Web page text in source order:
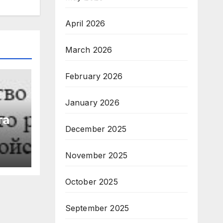
April 2026
March 2026
February 2026
January 2026
December 2025
November 2025
October 2025
September 2025